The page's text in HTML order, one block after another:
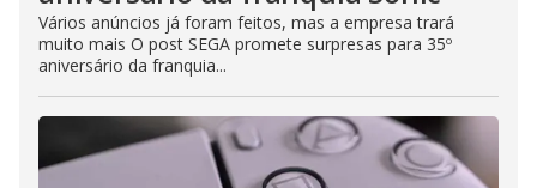
Vários anúncios já foram feitos, mas a empresa trará
muito mais O post SEGA promete surpresas para 35º
aniversário da franquia...